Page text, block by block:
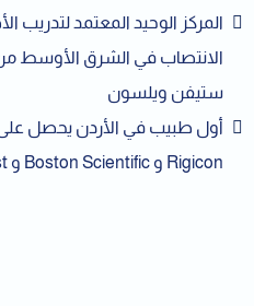
المركز الوحيد المعتمد لتدريب
الانتصاب في الشرق الأوسط
ستيفن ويلسون
أول طبيب في الأردن يحصل على
Rigicon و Boston Scientific و Coloplast مجتمعةً